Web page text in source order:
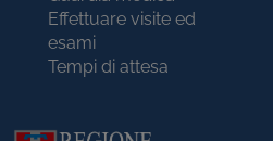
Effettuare visite ed
esami
Tempi di attesa